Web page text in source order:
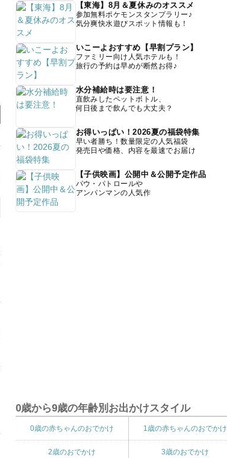
【東海】8月＆夏休みのオススメ
参加無料ポケモンスタンプラリー♪
気分爽快水遊びスポット情報も！
いこーよおすすめ【早割プラン】
ファミリー向け人気ホテルも！
旅行の予約は早めが断然お得♪
水分補給時は要注意！
直飲みしたペットボトル、
何日後まで飲んでも大丈夫？
お得いっぱい！2026夏の福袋特集
早い者勝ち！数量限定の人気福袋
発売日や価格、内容を最速でお届け
【子供映画】公開中＆公開予定作品
パウ・パトロールや
アンパンマンの人気作
0歳から9歳の年齢別お出かけスタイル
0歳の赤ちゃんのおでかけ 1歳の赤ちゃんのおでかけ
2歳のおでかけ 3歳のおでかけ